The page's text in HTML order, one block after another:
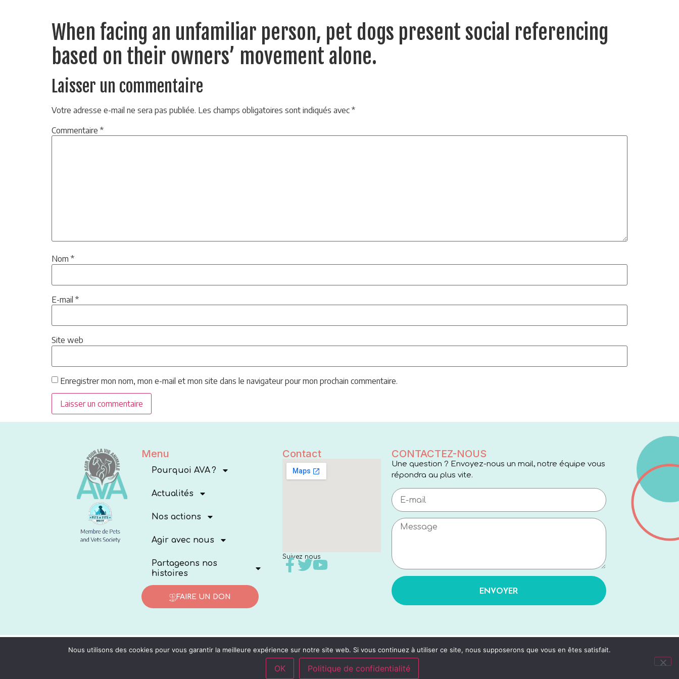
When facing an unfamiliar person, pet dogs present social referencing
based on their owners’ movement alone.
Laisser un commentaire
Votre adresse e-mail ne sera pas publiée. Les champs obligatoires sont indiqués avec *
Commentaire *
Nom *
E-mail *
Site web
Enregistrer mon nom, mon e-mail et mon site dans le navigateur pour mon prochain commentaire.
Menu
Pourquoi AVA ?
Actualités
Nos actions
Agir avec nous
Partageons nos
histoires
FAIRE UN DON
Contact
Suivez nous
CONTACTEZ-NOUS
Une question ? Envoyez-nous un mail, notre équipe vous
répondra au plus vite.
ENVOYER
Nous utilisons des cookies pour vous garantir la meilleure expérience sur notre site web. Si vous continuez à utiliser ce site, nous supposerons que vous en êtes satisfait.
OK Politique de confidentialité